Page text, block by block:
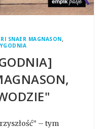
SNAER MAGNASON,
– tym